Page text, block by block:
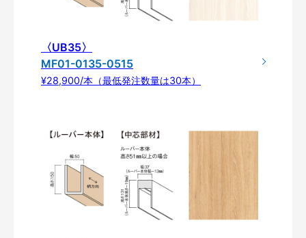
〈UB35〉
MF01-0135-0515
¥28,900/本（最低発注数量は30本）